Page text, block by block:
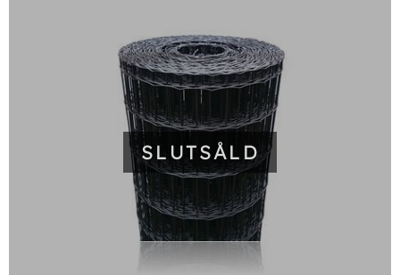
SLUTSÅLD